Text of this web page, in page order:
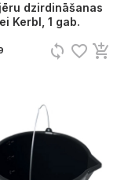
dzirdināšanas
Kerbl, 1 gab.
sync favorite_border add_shopping_cart